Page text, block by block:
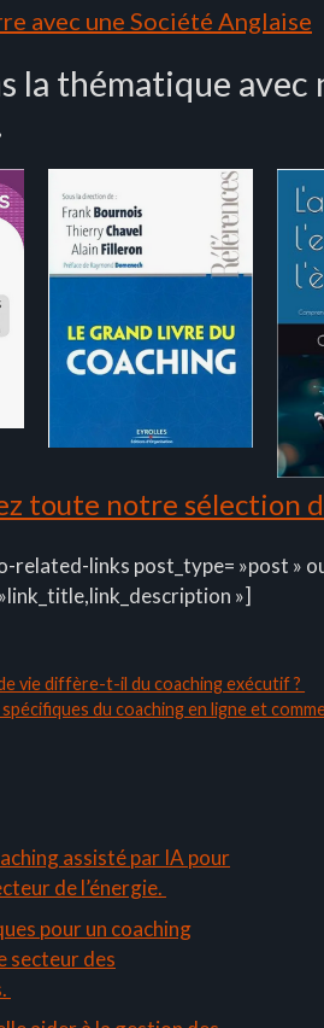
avec une Société Anglaise
la thématique
toute notre sélection
related-links post_type= »post »
»]
vie diffère-t-il du coaching exécutif ?
du coaching en ligne et
assisté par IA pour
de l’énergie.
pour un coaching
secteur des